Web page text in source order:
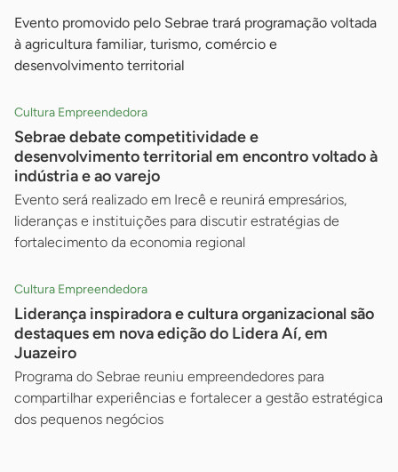
Evento promovido pelo Sebrae trará programação voltada
à agricultura familiar, turismo, comércio e
desenvolvimento territorial
Cultura Empreendedora
Sebrae debate competitividade e
desenvolvimento territorial em encontro voltado à
indústria e ao varejo
Evento será realizado em Irecê e reunirá empresários,
lideranças e instituições para discutir estratégias de
fortalecimento da economia regional
Cultura Empreendedora
Liderança inspiradora e cultura organizacional são
destaques em nova edição do Lidera Aí, em
Juazeiro
Programa do Sebrae reuniu empreendedores para
compartilhar experiências e fortalecer a gestão estratégica
dos pequenos negócios